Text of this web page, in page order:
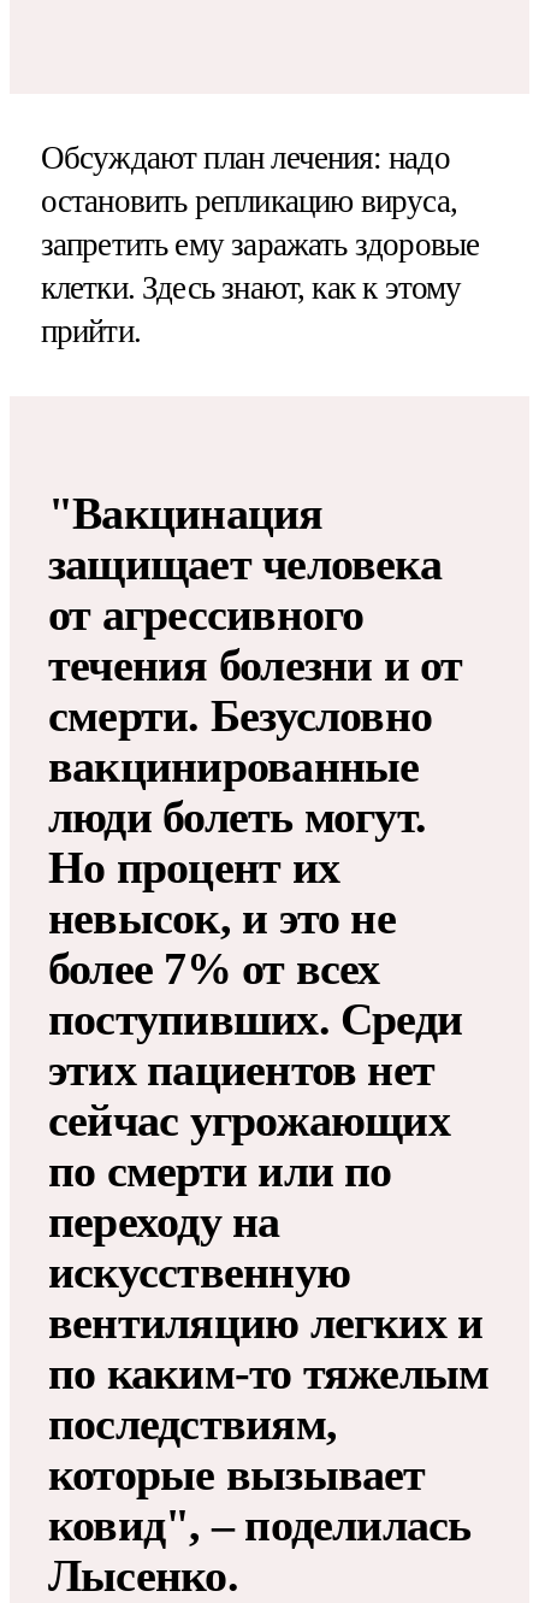
Обсуждают план лечения: надо
остановить репликацию вируса,
запретить ему заражать здоровые
клетки. Здесь знают, как к этому
прийти.
"Вакцинация
защищает человека
от агрессивного
течения болезни и от
смерти. Безусловно
вакцинированные
люди болеть могут.
Но процент их
невысок, и это не
более 7% от всех
поступивших. Среди
этих пациентов нет
сейчас угрожающих
по смерти или по
переходу на
искусственную
вентиляцию легких и
по каким-то тяжелым
последствиям,
которые вызывает
ковид", – поделилась
Лысенко.